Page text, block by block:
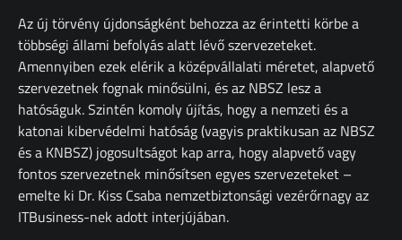
Az új törvény újdonságként behozza az érintetti körbe a
többségi állami befolyás alatt lévő szervezeteket.
Amennyiben ezek elérik a középvállalati méretet, alapvető
szervezetnek fognak minősülni, és az NBSZ lesz a
hatóságuk. Szintén komoly újítás, hogy a nemzeti és a
katonai kibervédelmi hatóság (vagyis praktikusan az NBSZ
és a KNBSZ) jogosultságot kap arra, hogy alapvető vagy
fontos szervezetnek minősítsen egyes szervezeteket –
emelte ki Dr. Kiss Csaba nemzetbiztonsági vezérőrnagy az
ITBusiness-nek adott interjújában.